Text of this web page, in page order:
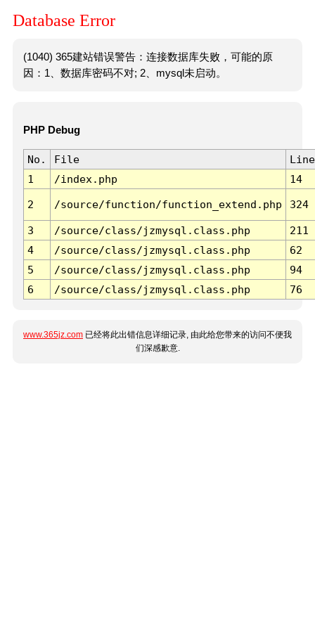
Database Error
(1040) 365建站错误警告：连接数据库失败，可能的原
因：1、数据库密码不对; 2、mysql未启动。
PHP Debug
No. File
Line
1
/index.php 14
2 /source/function/function_extend.php 324
3 /source/class/jzmysql.class.php
211
4
/source/class/jzmysql.class.php
62
5
/source/class/jzmysql.class.php
94
6
/source/class/jzmysql.class.php 76
www.365jz.com 已经将此出错信息详细记录, 由此给您带来的访问不便我
们深感歉意.